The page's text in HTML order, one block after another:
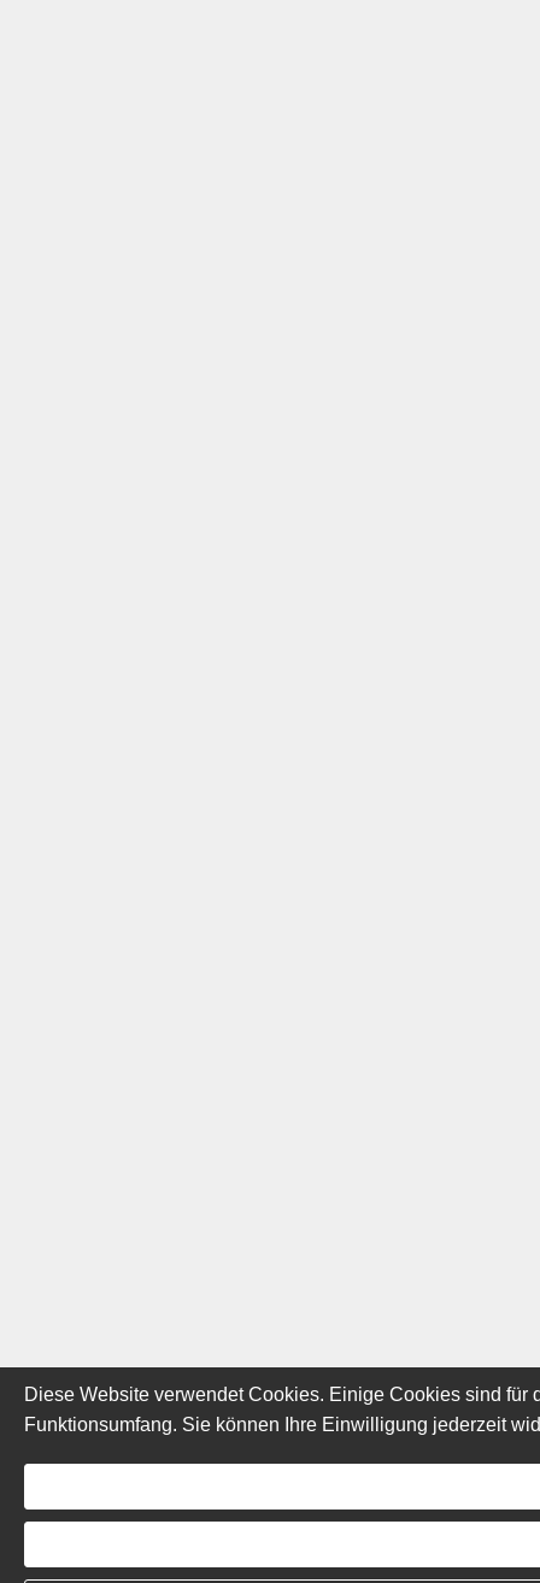
Diese Website verwendet Cookies. Einige Cookies sind
Funktionsumfang. Sie können Ihre Einwilligung jederzeit